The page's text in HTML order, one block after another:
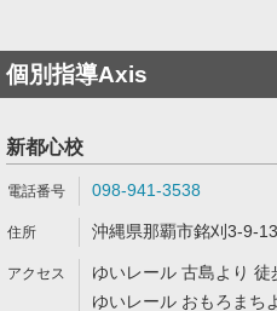
個別指導Axis
新都心校
098-941-3538
沖縄県那覇市銘刈3-9-
ゆいレール 古島より 徒
ゆいレール おもろまち